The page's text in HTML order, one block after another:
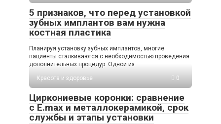
5 признаков, что перед установкой
зубных имплантов вам нужна
костная пластика
Планируя установку зубных имплантов, многие
пациенты сталкиваются с необходимостью проведения
дополнительных процедур. Одной из
Красота и здоровье
0
Циркониевые коронки: сравнение
с E.max и металлокерамикой, срок
службы и этапы установки